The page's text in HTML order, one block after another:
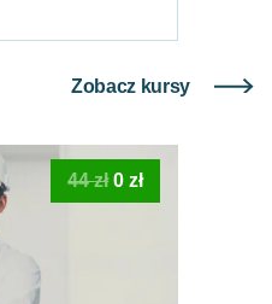
Zobacz kursy
44zł Pierwotna
cena
0złAktualna
cena